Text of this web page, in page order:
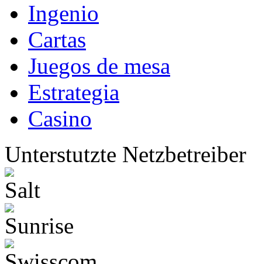
Ingenio
Cartas
Juegos de mesa
Estrategia
Casino
Unterstutzte Netzbetreiber